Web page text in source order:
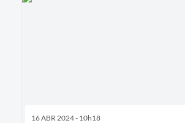
16 ABR 2024 - 10h18